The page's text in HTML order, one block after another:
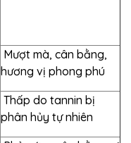
Mượt mà, cân bằng,
hương vị phong phú
Thấp do tannin bị
phân hủy tự nhiên